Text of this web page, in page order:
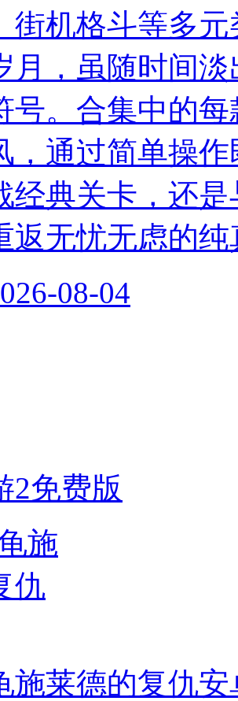
街机格斗等多
月，虽随时间
号。合集中的
，通过简单操
经典关卡，还
返无忧无虑的
08-04
2免费版
施莱德的复仇安